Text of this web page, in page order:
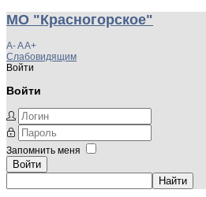
МО "Красногорское"
A-AA+
Слабовидящим
Войти
Войти
Запомнить меня
Войти